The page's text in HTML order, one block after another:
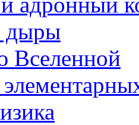
дыры
Вселенной